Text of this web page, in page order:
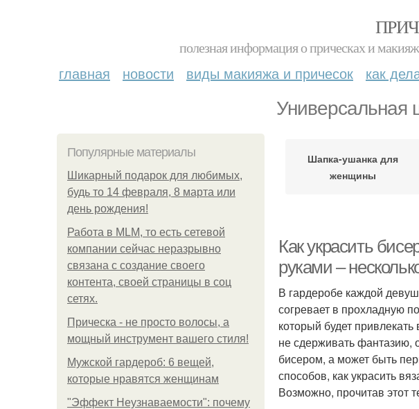
полезная информация о прическах и
главная новости виды макияжа и причесок как
Универсальная
Популярные материалы
Шикарный подарок для любимых,
будь то 14 февраля, 8 марта или
день рождения!
Работа в MLM, то есть сетевой
компании сейчас неразрывно
связана с создание своего
контента, своей страницы в соц
сетях.
Прическа - не просто волосы, а
мощный инструмент вашего стиля!
Мужской гардероб: 6 вещей,
которые нравятся женщинам
"Эффект Неузнаваемости": почему
Шапка-ушанка для
женщины
Как украсить
руками –
В гардеробе каждой
согревает в прохладную
который будет
не сдерживать фантазию,
бисером, а может быть
способов, как украсить
Возможно, прочитав этот